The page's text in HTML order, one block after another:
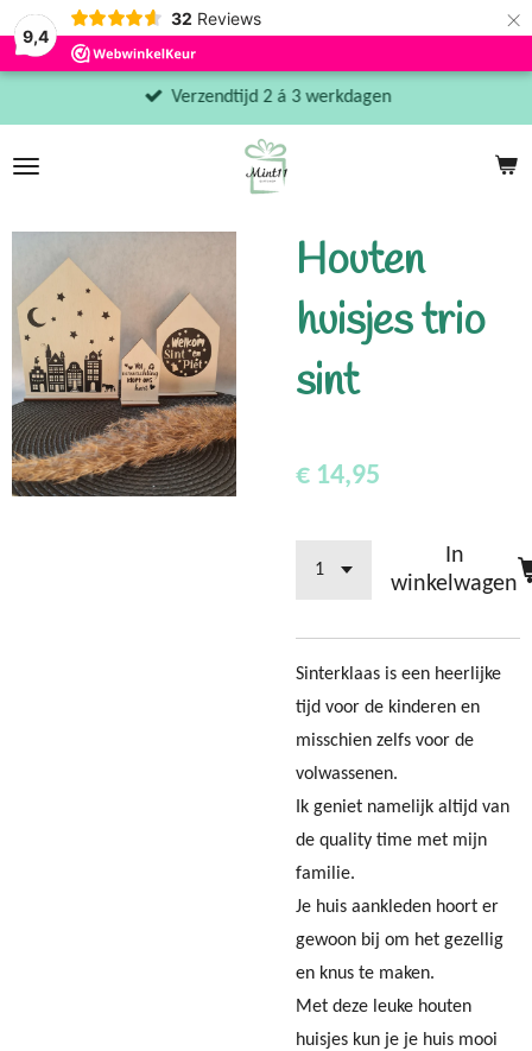
9,4
32 Reviews ×
Verzendtijd 2 á 3 werkdagen
Houten
huisjes trio
sint
€ 14,95
In
winkelwagen
Sinterklaas is een heerlijke
tijd voor de kinderen en
misschien zelfs voor de
volwassenen.
Ik geniet namelijk altijd van
de quality time met mijn
familie.
Je huis aankleden hoort er
gewoon bij om het gezellig
en knus te maken.
Met deze leuke houten
huisjes kun je je huis mooi